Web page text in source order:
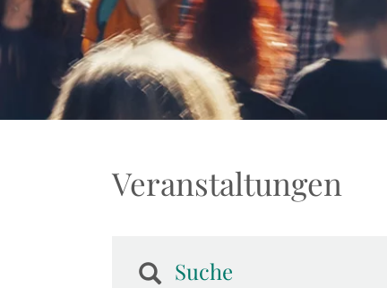
Veranstaltungen
Suche